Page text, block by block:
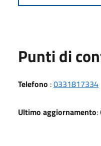
Punti di
Telefono :0331817334
Ultimo aggiornamento: